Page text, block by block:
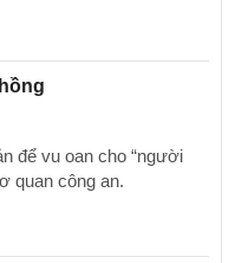
để vu oan cho “người
quan công an.